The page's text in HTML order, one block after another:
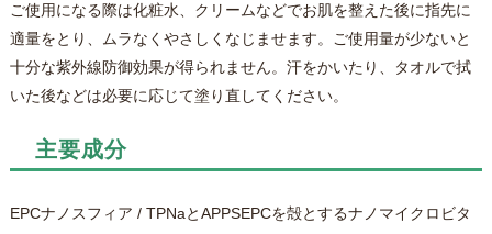
ご使用になる際は化粧水、クリームなどでお肌を整えた後に指先に
適量をとり、ムラなくやさしくなじませます。ご使用量が少ないと
十分な紫外線防御効果が得られません。汗をかいたり、タオルで拭
いた後などは必要に応じて塗り直してください。
主要成分
EPCナノスフィア / TPNaとAPPSEPCを殻とするナノマイクロビタ